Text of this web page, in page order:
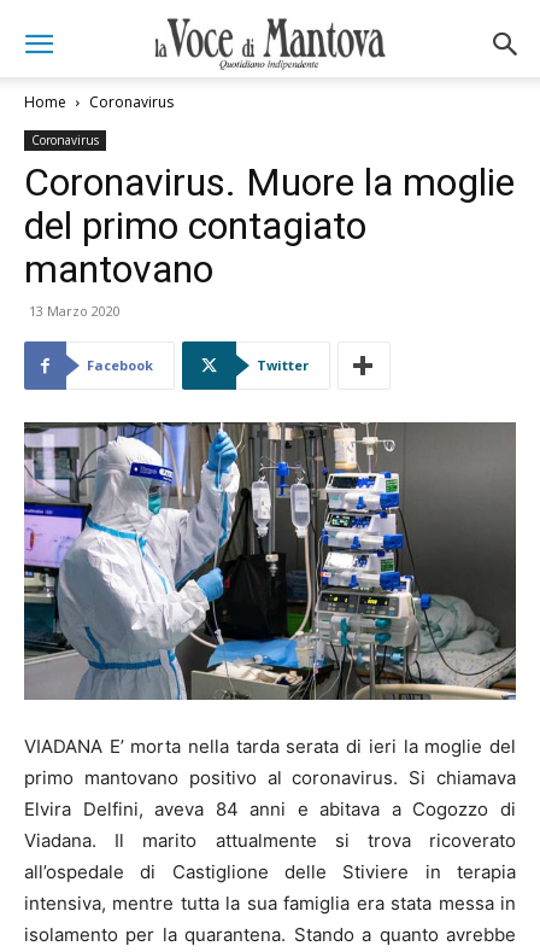
Home Coronavirus
Coronavirus
Coronavirus. Muore la moglie
del primo contagiato
mantovano
13 Marzo 2020
Facebook Twitter
VIADANA E’ morta nella tarda serata di ieri la moglie del
primo mantovano positivo al coronavirus. Si chiamava
Elvira Delfini, aveva 84 anni e abitava a Cogozzo di
Viadana. Il marito attualmente si trova ricoverato
all’ospedale di Castiglione delle Stiviere in terapia
intensiva, mentre tutta la sua famiglia era stata messa in
isolamento per la quarantena. Stando a quanto avrebbe